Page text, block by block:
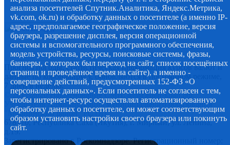
Прогноз погоды, статистическая информация курсов валют и
данные по коронавирусу, обновляются в постоянном режиме,
7 дней в неделю.
© 2012-2020 Наименование СМИ: алмазный-край.рф.
Учредитель Администрация муниципального образования
"Мирнинский район" РС (Я)
678170, Республика Саха (Якутия), г. Мирный, ул. Ленина,
д.19.
Зарегистрировано в Роскомнадзоре. Регистрационный номер:
анализа посетителей Спутник.Аналитика, Яндекс.Метрика,
vk.com, ok.ru) и обработку данных о посетителе (а именно IP-
адрес, предполагаемое географическое положение, версия
браузера, разрешение дисплея, версия операционной
системы и вспомогательного программного обеспечения,
модель устройства, ресурсы, поисковые системы, фразы,
баннеры, с которых был переход на сайт, список посещённых
страниц и проведённое время на сайте), а именно -
совершение действий, предусмотренных 152-ФЗ «О
персональных данных». Если посетитель не согласен с тем,
чтобы интернет-ресурс осуществлял автоматизированную
обработку данных о посетителе, он может соответствующим
образом установить настройки своего браузера или покинуть
сайт.